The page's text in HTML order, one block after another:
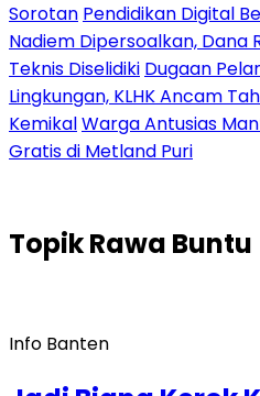
Sorotan Pendidikan Digital
Nadiem Dipersoalkan, Dana
Teknis Diselidiki Dugaan
Lingkungan, KLHK Ancam
KemikalWarga Antusias
Gratis di Metland Puri
TopikRawa Buntu
Info Banten